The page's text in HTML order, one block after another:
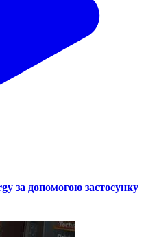
за допомогою застосунку